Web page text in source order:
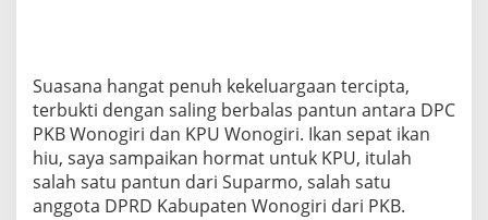
Suasana hangat penuh kekeluargaan tercipta,
terbukti dengan saling berbalas pantun antara DPC
PKB Wonogiri dan KPU Wonogiri. Ikan sepat ikan
hiu, saya sampaikan hormat untuk KPU, itulah
salah satu pantun dari Suparmo, salah satu
anggota DPRD Kabupaten Wonogiri dari PKB.